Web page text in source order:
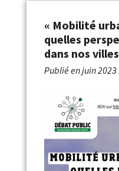
« Mobilité
quelles
dans nos
Publié enjuin 2023